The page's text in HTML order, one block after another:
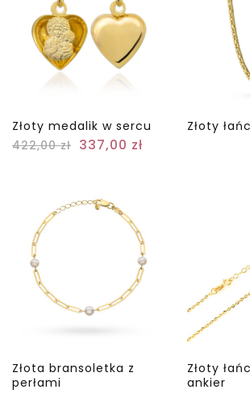
Złoty medalik w sercu
422,00zł 337,00 zł
Złoty
Złota bransoletka z
perłami
Złoty
ankier